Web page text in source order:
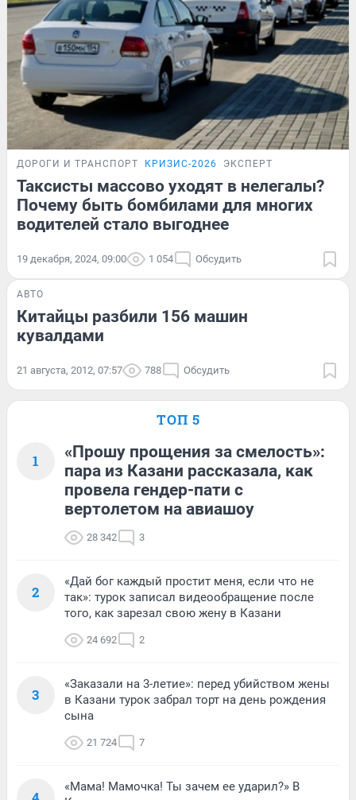
ДОРОГИ И ТРАНСПОРТ КРИЗИС-2026 ЭКСПЕРТ
Таксисты массово уходят в нелегалы?
Почему быть бомбилами для многих
водителей стало выгоднее
19 декабря, 2024, 09:00 1 054 Обсудить
АВТО
Китайцы разбили 156 машин
кувалдами
21 августа, 2012, 07:57 788 Обсудить
ТОП 5
1
«Прошу прощения за смелость»:
пара из Казани рассказала, как
провела гендер-пати с
вертолетом на авиашоу
28 342 3
2
«Дай бог каждый простит меня, если что не
так»: турок записал видеообращение после
того, как зарезал свою жену в Казани
24 692 2
3
«Заказали на 3-летие»: перед убийством жены
в Казани турок забрал торт на день рождения
сына
21 724 7
«Мама! Мамочка! Ты зачем ее ударил?» В